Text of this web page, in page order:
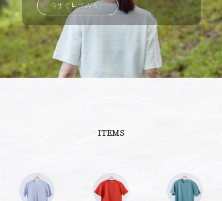
今すぐ見てみる！
ITEMS